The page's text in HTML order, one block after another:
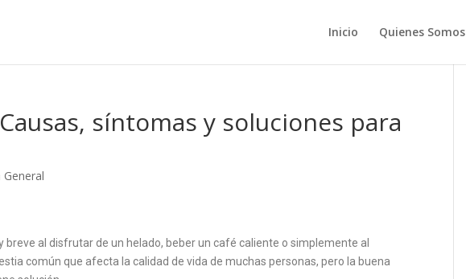
Inicio Quienes Somos
síntomas y soluciones para
al disfrutar de un helado, beber un café caliente o simplemente al
común que afecta la calidad de vida de muchas personas, pero la buena